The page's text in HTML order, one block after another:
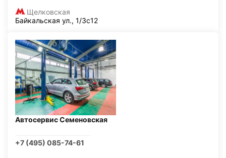
Щелковская
Байкальская ул., 1/3с12
Автосервис Семеновская
+7 (495) 085-74-61